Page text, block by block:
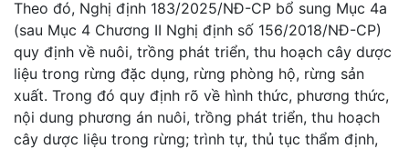
Theo đó, Nghị định 183/2025/NĐ-CP bổ sung Mục 4a
(sau Mục 4 Chương II Nghị định số 156/2018/NĐ-CP)
quy định về nuôi, trồng phát triển, thu hoạch cây dược
liệu trong rừng đặc dụng, rừng phòng hộ, rừng sản
xuất. Trong đó quy định rõ về hình thức, phương thức,
nội dung phương án nuôi, trồng phát triển, thu hoạch
cây dược liệu trong rừng; trình tự, thủ tục thẩm định,